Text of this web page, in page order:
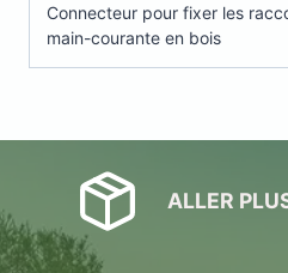
Connecteur pour fixer les
main-courante en bois
ALLER